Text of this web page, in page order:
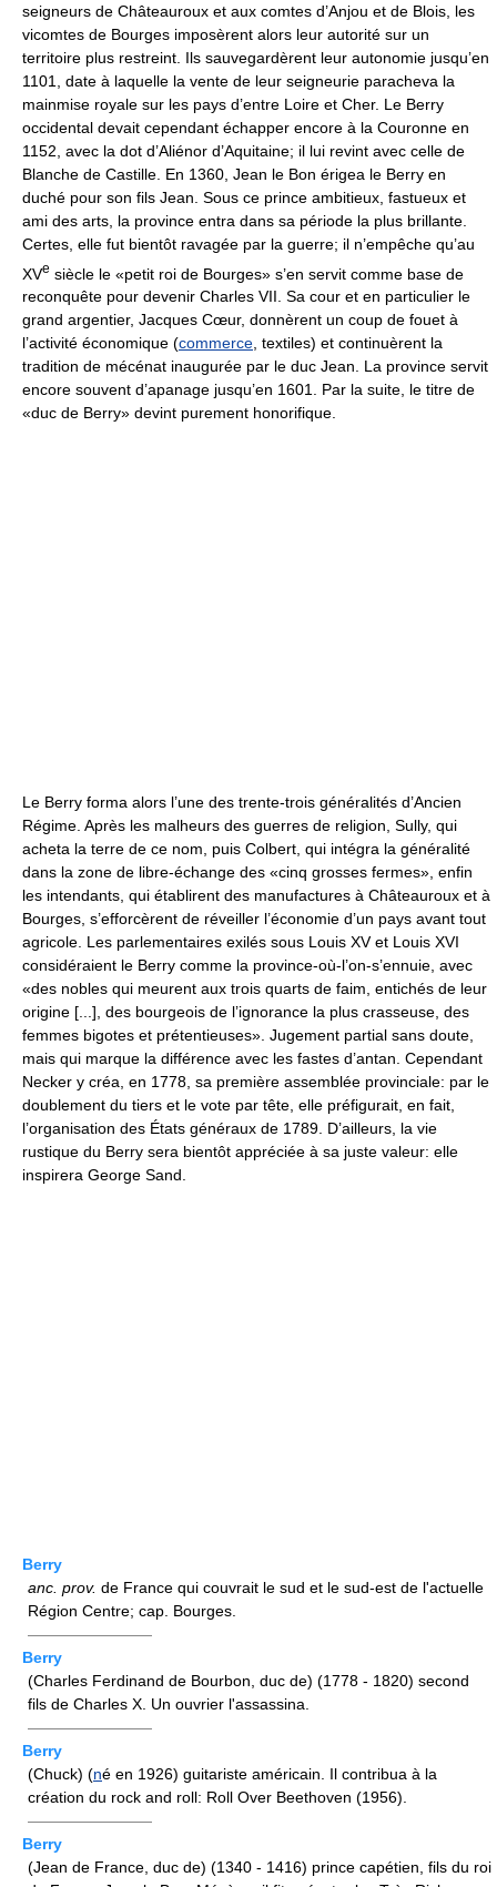
seigneurs de Châteauroux et aux comtes d’Anjou et de Blois, les
vicomtes de Bourges imposèrent alors leur autorité sur un
territoire plus restreint. Ils sauvegardèrent leur autonomie jusqu’en
1101, date à laquelle la vente de leur seigneurie paracheva la
mainmise royale sur les pays d’entre Loire et Cher. Le Berry
occidental devait cependant échapper encore à la Couronne en
1152, avec la dot d’Aliénor d’Aquitaine; il lui revint avec celle de
Blanche de Castille. En 1360, Jean le Bon érigea le Berry en
duché pour son fils Jean. Sous ce prince ambitieux, fastueux et
ami des arts, la province entra dans sa période la plus brillante.
Certes, elle fut bientôt ravagée par la guerre; il n’empêche qu’au
XVe siècle le «petit roi de Bourges» s’en servit comme base de
reconquête pour devenir Charles VII. Sa cour et en particulier le
grand argentier, Jacques Cœur, donnèrent un coup de fouet à
l’activité économique (commerce, textiles) et continuèrent la
tradition de mécénat inaugurée par le duc Jean. La province servit
encore souvent d’apanage jusqu’en 1601. Par la suite, le titre de
«duc de Berry» devint purement honorifique.
Le Berry forma alors l’une des trente-trois généralités d’Ancien
Régime. Après les malheurs des guerres de religion, Sully, qui
acheta la terre de ce nom, puis Colbert, qui intégra la généralité
dans la zone de libre-échange des «cinq grosses fermes», enfin
les intendants, qui établirent des manufactures à Châteauroux et à
Bourges, s’efforcèrent de réveiller l’économie d’un pays avant tout
agricole. Les parlementaires exilés sous Louis XV et Louis XVI
considéraient le Berry comme la province-où-l’on-s’ennuie, avec
«des nobles qui meurent aux trois quarts de faim, entichés de leur
origine [...], des bourgeois de l’ignorance la plus crasseuse, des
femmes bigotes et prétentieuses». Jugement partial sans doute,
mais qui marque la différence avec les fastes d’antan. Cependant
Necker y créa, en 1778, sa première assemblée provinciale: par le
doublement du tiers et le vote par tête, elle préfigurait, en fait,
l’organisation des États généraux de 1789. D’ailleurs, la vie
rustique du Berry sera bientôt appréciée à sa juste valeur: elle
inspirera George Sand.
Berry
anc. prov. de France qui couvrait le sud et le sud-est de l'actuelle
Région Centre; cap. Bourges.
————————
Berry
(Charles Ferdinand de Bourbon, duc de) (1778 - 1820) second
fils de Charles X. Un ouvrier l'assassina.
————————
Berry
(Chuck) (né en 1926) guitariste américain. Il contribua à la
création du rock and roll: Roll Over Beethoven (1956).
————————
Berry
(Jean de France, duc de) (1340 - 1416) prince capétien, fils du roi